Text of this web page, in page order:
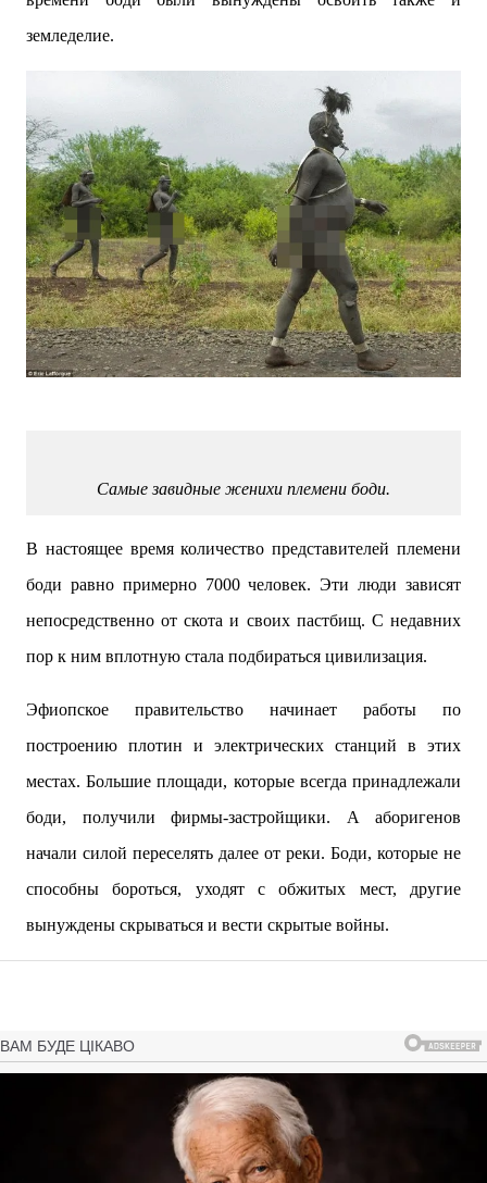
земледелие.
Самые завидные женихи племени боди.
В настоящее время количество представителей племени
боди равно примерно 7000 человек. Эти люди зависят
непосредственно от скота и своих пастбищ. С недавних
пор к ним вплотную стала подбираться цивилизация.
Эфиопское правительство начинает работы по
построению плотин и электрических станций в этих
местах. Большие площади, которые всегда принадлежали
боди, получили фирмы-застройщики. А аборигенов
начали силой переселять далее от реки. Боди, которые не
способны бороться, уходят с обжитых мест, другие
вынуждены скрываться и вести скрытые войны.